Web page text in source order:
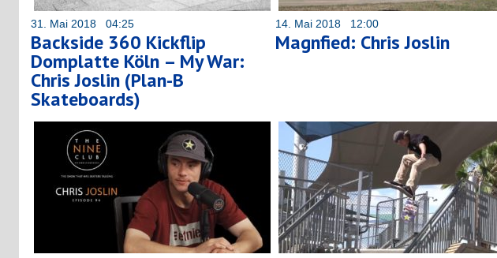
31. Mai 2018 04:25
Backside 360 Kickflip
Domplatte Köln – My War:
Chris Joslin (Plan-B
Skateboards)
14. Mai 2018 12:00
Magnfied: Chris Joslin